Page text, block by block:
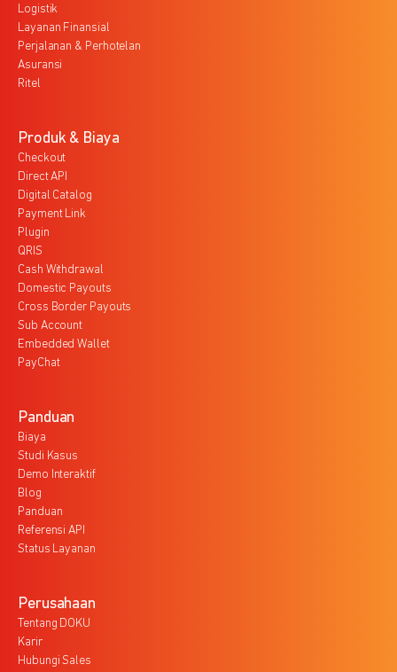
Logistik
Layanan Finansial
Perjalanan & Perhotelan
Asuransi
Ritel
Produk & Biaya
Checkout
Direct API
Digital Catalog
Payment Link
Plugin
QRIS
Cash Withdrawal
Domestic Payouts
Cross Border Payouts
Sub Account
Embedded Wallet
PayChat
Panduan
Biaya
Studi Kasus
Demo Interaktif
Blog
Panduan
Referensi API
Status Layanan
Perusahaan
Tentang DOKU
Karir
Hubungi Sales